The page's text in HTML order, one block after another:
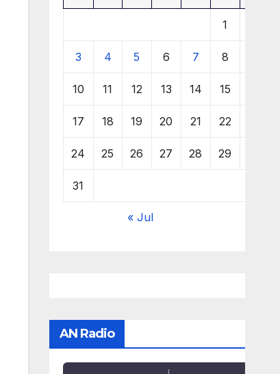
1
3 4 5 6 7 8
10 11 12 13 14 15
17 18 19 20 21 22
24 25 26 27 28 29
31
« Jul
AN Radio